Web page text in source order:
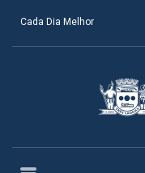
Cada Dia Melhor